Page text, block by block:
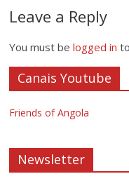
Leave a Reply
You must belogged in
Canais Youtube
Friends of Angola
Newsletter